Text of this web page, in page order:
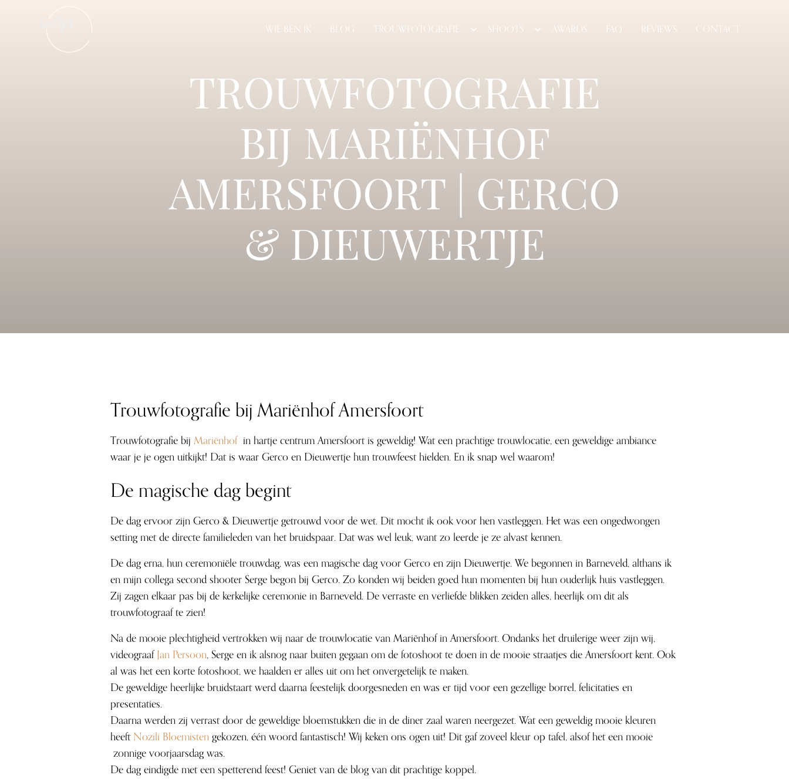
WIE BEN IK BLOG TROUWFOTOGRAFIE SHOOTS AWARDS FAQ REVIEWS CONTACT
TROUWFOTOGRAFIE
BIJ MARIËNHOF
AMERSFOORT | GERCO
& DIEUWERTJE
Trouwfotografie bij Mariënhof Amersfoort
Trouwfotografie bijMariënhofin hartje centrum Amersfoort is geweldig! Wat een prachtige trouwlocatie, een geweldige ambiance
waar je je ogen uitkijkt! Dat is waar Gerco en Dieuwertje hun trouwfeest hielden. En ik snap wel waarom!
De magische dag begint
De dag ervoor zijn Gerco & Dieuwertje getrouwd voor de wet. Dit mocht ik ook voor hen vastleggen. Het was een ongedwongen
setting met de directe familieleden van het bruidspaar. Dat was wel leuk, want zo leerde je ze alvast kennen.
De dag erna, hun ceremoniële trouwdag, was een magische dag voor Gerco en zijn Dieuwertje. We begonnen in Barneveld, althans ik
en mijn collega second shooter Serge begon bij Gerco. Zo konden wij beiden goed hun momenten bij hun ouderlijk huis vastleggen.
Zij zagen elkaar pas bij de kerkelijke ceremonie in Barneveld. De verraste en verliefde blikken zeiden alles, heerlijk om dit als
trouwfotograaf te zien!
Na de mooie plechtigheid vertrokken wij naar de trouwlocatie van Mariënhof in Amersfoort. Ondanks het druilerige weer zijn wij,
videograafJan Persoon, Serge en ik alsnog naar buiten gegaan om de fotoshoot te doen in de mooie straatjes die Amersfoort kent. Ook
al was het een korte fotoshoot, we haalden er alles uit om het onvergetelijk te maken.
De geweldige heerlijke bruidstaart werd daarna feestelijk doorgesneden en was er tijd voor een gezellige borrel, felicitaties en
presentaties.
Daarna werden zij verrast door de geweldige bloemstukken die in de diner zaal waren neergezet. Wat een geweldig mooie kleuren
heeftNozili Bloemistengekozen, één woord fantastisch! Wij keken ons ogen uit! Dit gaf zoveel kleur op tafel, alsof het een mooie
zonnige voorjaarsdag was.
De dag eindigde met een spetterend feest! Geniet van de blog van dit prachtige koppel.